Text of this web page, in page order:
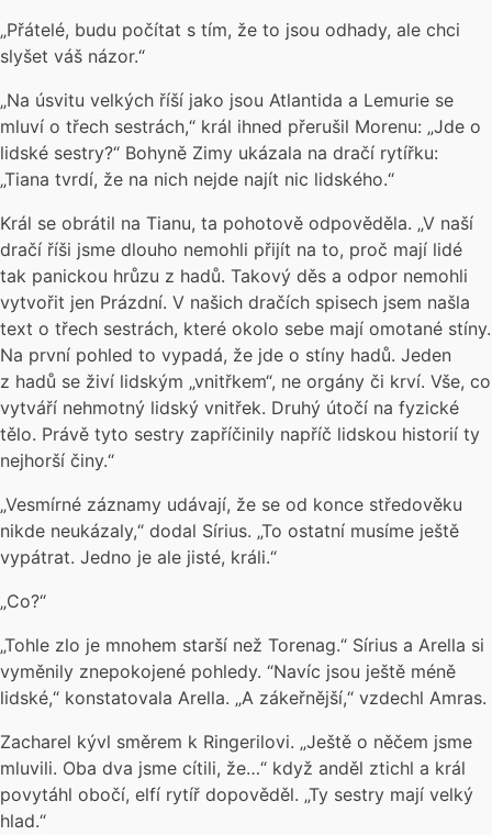
„Přátelé, budu počítat s tím, že to jsou odhady, ale chci
slyšet váš názor.“
„Na úsvitu velkých říší jako jsou Atlantida a Lemurie se
mluví o třech sestrách,“ král ihned přerušil Morenu: „Jde o
lidské sestry?“ Bohyně Zimy ukázala na dračí rytířku:
„Tiana tvrdí, že na nich nejde najít nic lidského.“
Král se obrátil na Tianu, ta pohotově odpověděla. „V naší
dračí říši jsme dlouho nemohli přijít na to, proč mají lidé
tak panickou hrůzu z hadů. Takový děs a odpor nemohli
vytvořit jen Prázdní. V našich dračích spisech jsem našla
text o třech sestrách, které okolo sebe mají omotané stíny.
Na první pohled to vypadá, že jde o stíny hadů. Jeden
z hadů se živí lidským „vnitřkem“, ne orgány či krví. Vše, co
vytváří nehmotný lidský vnitřek. Druhý útočí na fyzické
tělo. Právě tyto sestry zapříčinily napříč lidskou historií ty
nejhorší činy.“
„Vesmírné záznamy udávají, že se od konce středověku
nikde neukázaly,“ dodal Sírius. „To ostatní musíme ještě
vypátrat. Jedno je ale jisté, králi.“
„Co?“
„Tohle zlo je mnohem starší než Torenag.“ Sírius a Arella si
vyměnily znepokojené pohledy. “Navíc jsou ještě méně
lidské,“ konstatovala Arella. „A zákeřnější,“ vzdechl Amras.
Zacharel kývl směrem k Ringerilovi. „Ještě o něčem jsme
mluvili. Oba dva jsme cítili, že…“ když anděl ztichl a král
povytáhl obočí, elfí rytíř dopověděl. „Ty sestry mají velký
hlad.“